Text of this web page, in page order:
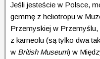
Jeśli jesteście w Polsce,
gemmę z heliotropu w
Przemyskiej w
z karneolu (są tylko dwa
w British Museum) w